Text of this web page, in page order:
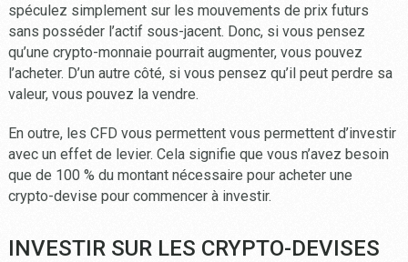
spéculez simplement sur les mouvements de prix futurs
sans posséder l’actif sous-jacent. Donc, si vous pensez
qu’une crypto-monnaie pourrait augmenter, vous pouvez
l’acheter. D’un autre côté, si vous pensez qu’il peut perdre sa
valeur, vous pouvez la vendre.
En outre, les CFD vous permettent vous permettent d’investir
avec un effet de levier. Cela signifie que vous n’avez besoin
que de 100 % du montant nécessaire pour acheter une
crypto-devise pour commencer à investir.
INVESTIR SUR LES CRYPTO-DEVISES